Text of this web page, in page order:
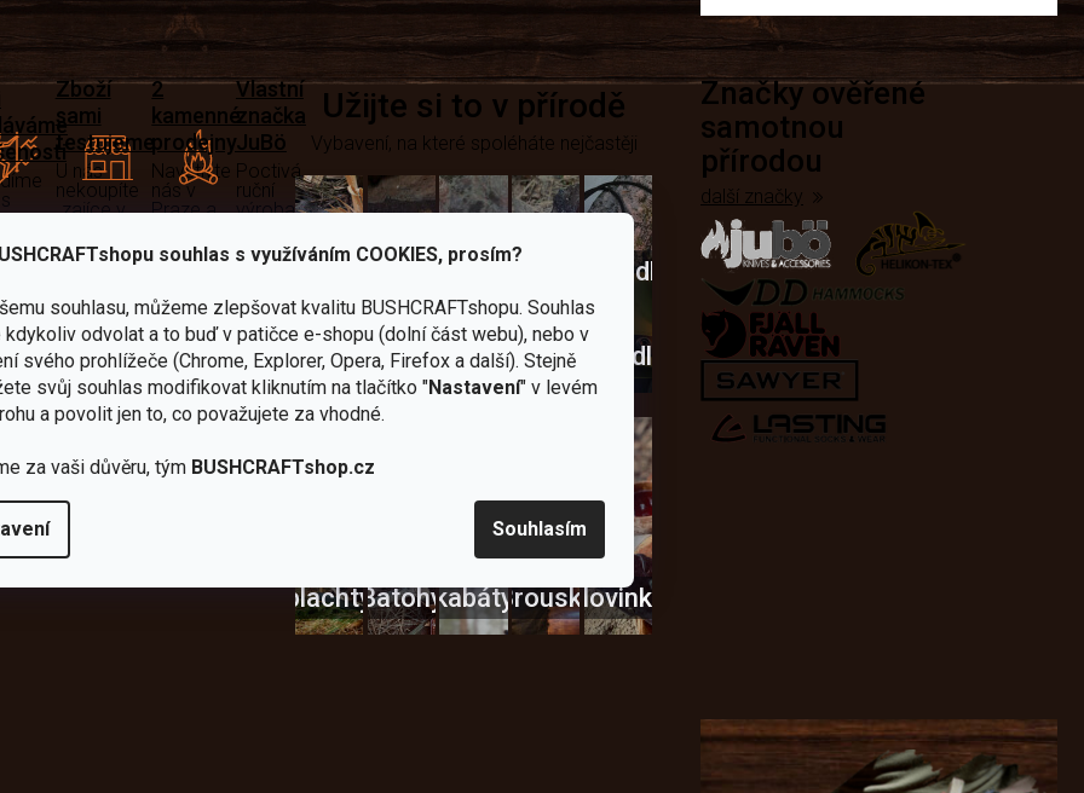
souhlas s využíváním COOKIES, prosím?
souhlasu, můžeme zlepšovat kvalitu BUSHCRAFTshopu. Souhlas
kdykoliv odvolat a to buď v patičce e-shopu (dolní část webu), nebo v
svého prohlížeče (Chrome, Explorer, Opera, Firefox a další). Stejně
svůj souhlas modifikovat kliknutím na tlačítko "Nastavení" v levém
a povolit jen to, co považujete za vhodné.
za vaši důvěru, tým BUSHCRAFTshop.cz
Souhlasím
Zboží
sami
testujeme
U nás
nekoupíte
„zajíce v
2
kamenné
prodejny
Navštivte
nás v
Praze a
Vlastní
značka
JuBö
Poctivá
ruční
výroba
Užijte si to v přírodě
Vybavení, na které spoléháte nejčastěji
NožeSekery
Vařiče
a
kartušeNádobí
Křesadla
škrtadla
plachtyBatohy
Bundy
a
kabátyBrouskyNovinky
Značky ověřené
samotnou
přírodou
další značky